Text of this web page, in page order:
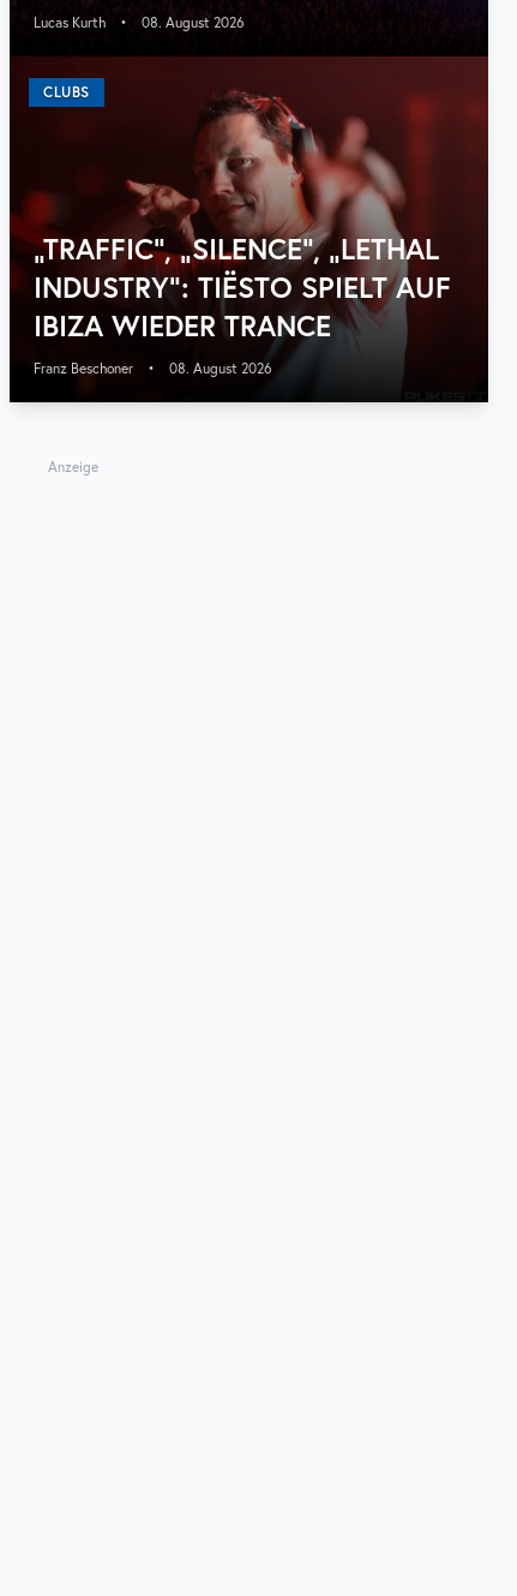
Lucas Kurth • 08. August 2026
CLUBS
„TRAFFIC“, „SILENCE“, „LETHAL
INDUSTRY“: TIËSTO SPIELT AUF
IBIZA WIEDER TRANCE
Franz Beschoner • 08. August 2026
Anzeige